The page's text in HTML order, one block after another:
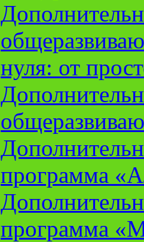
нуля: от
программа
программа